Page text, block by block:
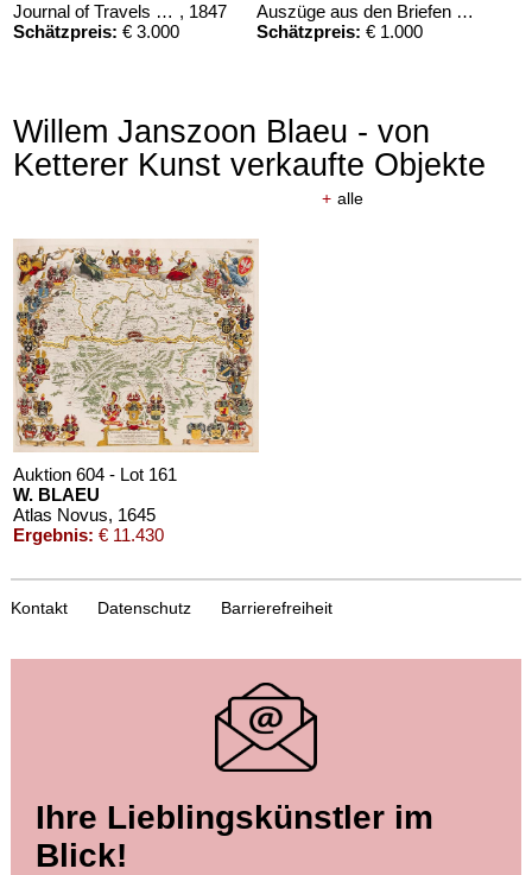
Journal of Travels over the Rocky Mountains , 1847
Schätzpreis: € 3.000
Auszüge aus den Briefen von Riedesel ... Reise nach America
Schätzpreis: € 1.000
Willem Janszoon Blaeu - von
Ketterer Kunst verkaufte Objekte
+ alle
Auktion 604 - Lot 161
W. BLAEU
Atlas Novus, 1645
Ergebnis: € 11.430
W. BLAEU
Theatrum orbis terrarum sive Atlas novus. Pars tertia, 1640
Ergebnis:€ 9.000
Kontakt Datenschutz Barrierefreiheit
Ihre Lieblingskünstler im
Blick!